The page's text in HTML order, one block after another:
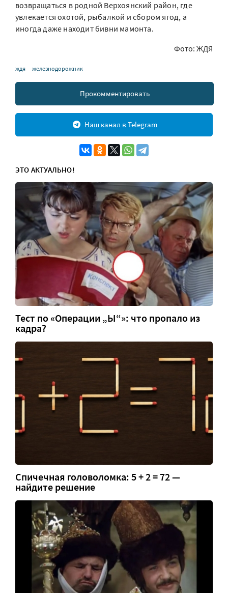
возвращаться в родной Верхоянский район, где
увлекается охотой, рыбалкой и сбором ягод, а
иногда даже находит бивни мамонта.
Фото: ЖДЯ
ждя железнодорожник
Прокомментировать
Наш канал в Telegram
ЭТО АКТУАЛЬНО!
Тест по «Операции „Ы“»: что пропало из
кадра?
Спичечная головоломка: 5 + 2 = 72 —
найдите решение